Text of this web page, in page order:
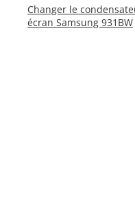
Changer le
écran Samsung 931BW